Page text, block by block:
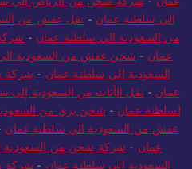
الي سلطنة عمان - نقل عفش من
من السعودية الي سلطنة عمان -
عمان - شحن عفش من السعودية
السعودية الي سلطنة عمان - شركة
عمان - نقل الأثاث من السعودية إلى
لسلطنة عمان - شحن بري من
عفش من السعودية الي سلطنة عمان
عمان - شركة شحن من السعودية
السعودية الي سلطنة عمان - شركة